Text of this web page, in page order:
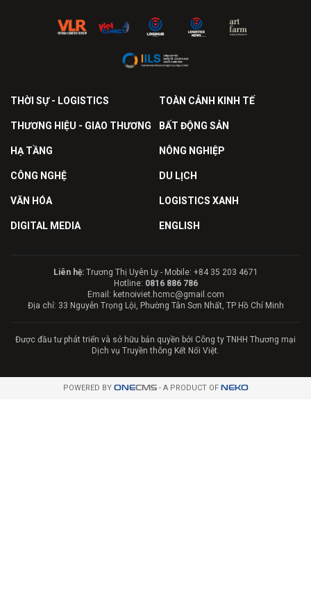
THỜI SỰ - LOGISTICS TOÀN CẢNH KINH TẾ
THƯƠNG HIỆU - GIAO THƯƠNG BẤT ĐỘNG SẢN
HẠ TẦNG NÔNG NGHIỆP
CÔNG NGHỆ DU LỊCH
VĂN HÓA LOGISTICS XANH
DIGITAL MEDIA ENGLISH
Liên hệ:Trương Thị Uyên Ly - Mobile: +84 35 203 4671
Hotline: 0816 886 786
Email: ketnoiviet.hcmc@gmail.com
Địa chỉ: 33 Nguyễn Trọng Lội, Phường Tân Sơn Nhất, TP Hồ Chí Minh
Được đầu tư phát triển và sở hữu bản quyền bởi Công ty TNHH Thương mại
Dịch vụ Truyền thông Kết Nối Việt.
POWERED BY ONECMS- A PRODUCT OF NEKO